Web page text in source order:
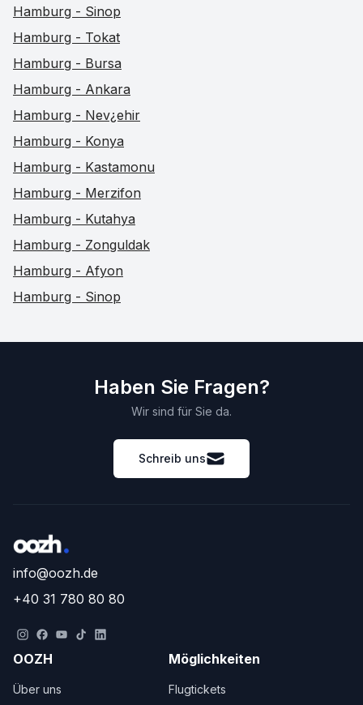
Hamburg - Sinop
Hamburg - Tokat
Hamburg - Bursa
Hamburg - Ankara
Hamburg - Nev¿ehir
Hamburg - Konya
Hamburg - Kastamonu
Hamburg - Merzifon
Hamburg - Kutahya
Hamburg - Zonguldak
Hamburg - Afyon
Hamburg - Sinop
Haben Sie Fragen?
Wir sind für Sie da.
Schreib uns
info@oozh.de
+40 31 780 80 80
OOZH
Über uns
Möglichkeiten
Flugtickets